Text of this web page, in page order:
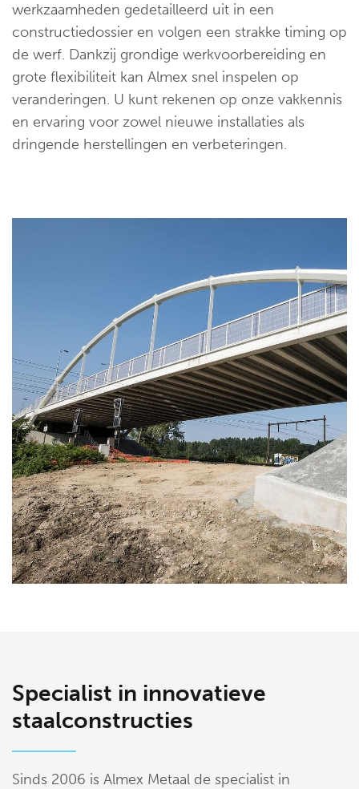
werkzaamheden gedetailleerd uit in een
constructiedossier en volgen een strakke timing op
de werf. Dankzij grondige werkvoorbereiding en
grote flexibiliteit kan Almex snel inspelen op
veranderingen. U kunt rekenen op onze vakkennis
en ervaring voor zowel nieuwe installaties als
dringende herstellingen en verbeteringen.
Specialist in innovatieve
staalconstructies
Sinds 2006 is Almex Metaal de specialist in